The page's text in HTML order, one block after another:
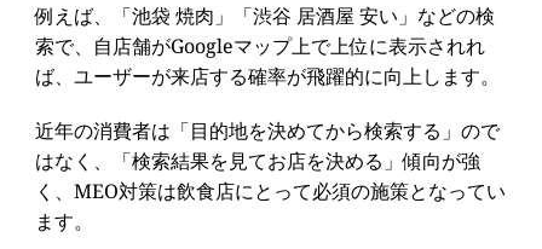
例えば、「池袋 焼肉」「渋谷 居酒屋 安い」などの検
索で、自店舗がGoogleマップ上で上位に表示されれ
ば、ユーザーが来店する確率が飛躍的に向上します。
近年の消費者は「目的地を決めてから検索する」ので
はなく、「検索結果を見てお店を決める」傾向が強
く、MEO対策は飲食店にとって必須の施策となってい
ます。